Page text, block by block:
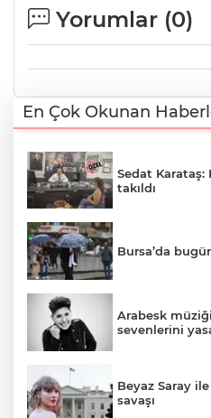
Yorumlar (0)
En Çok Okunan
Sedat Karataş:
takıldı
Bursa’da
Arabesk
sevenlerini
Beyaz Saray
savaşı